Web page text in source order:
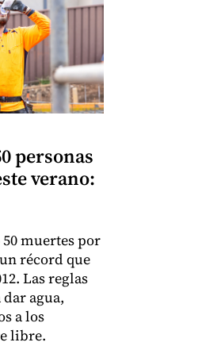
personas
verano:
muertes por
récord que
Las reglas
agua,
a los
libre.